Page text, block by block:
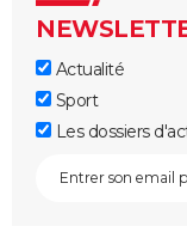
Actualité
Sport
Les dossiers